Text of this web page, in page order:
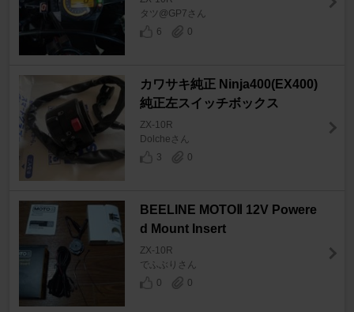
タツ@GP7さん
6
0
カワサキ純正 Ninja400(EX400)
純正左スイッチボックス
ZX-10R
Dolcheさん
3
0
BEELINE MOTOⅡ 12V Powere
d Mount Insert
ZX-10R
でふぶりさん
0
0